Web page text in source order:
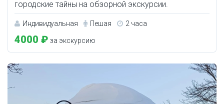
городские тайны на обзорной экскурсии.
Индивидуальная Пешая 2 часа
4000 ₽ за экскурсию